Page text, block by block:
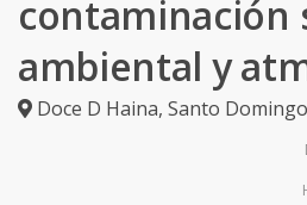
contaminación
ambiental y
Doce D Haina, Santo